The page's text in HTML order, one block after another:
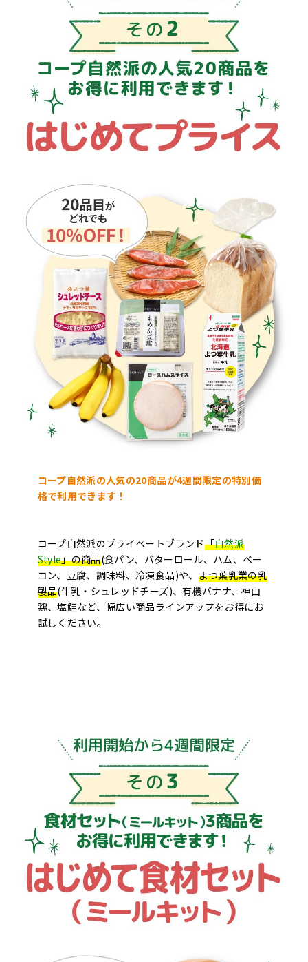
コープ自然派の人気の20商品が4週間限定の特別価
格で利用できます！
コープ自然派のプライベートブランド「自然派
Style」の商品(食パン、バターロール、ハム、ベー
コン、豆腐、調味料、冷凍食品)や、 よつ葉乳業の乳
製品(牛乳・シュレッドチーズ)、有機バナナ、神山
鶏、塩鮭など、幅広い商品ラインアップをお得にお
試しください。